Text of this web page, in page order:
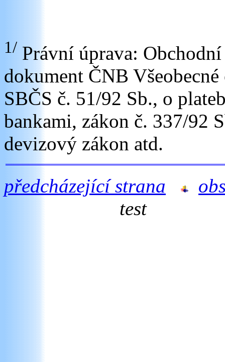
1/ Právní úprava:
dokument ČNB
SBČS č. 51/92 Sb., o
bankami, zákon č. 337/92
devizový zákon atd.
předcházející strana
test